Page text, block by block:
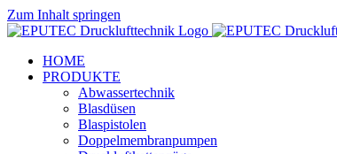
Zum Inhalt springen
HOME
PRODUKTE
Abwassertechnik
Blasdüsen
Blaspistolen
Doppelmembranpumpen